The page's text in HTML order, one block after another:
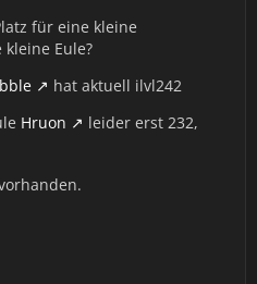
für eine kleine
Eule?
hat aktuell ilvl242
Hruon
leider erst 232,